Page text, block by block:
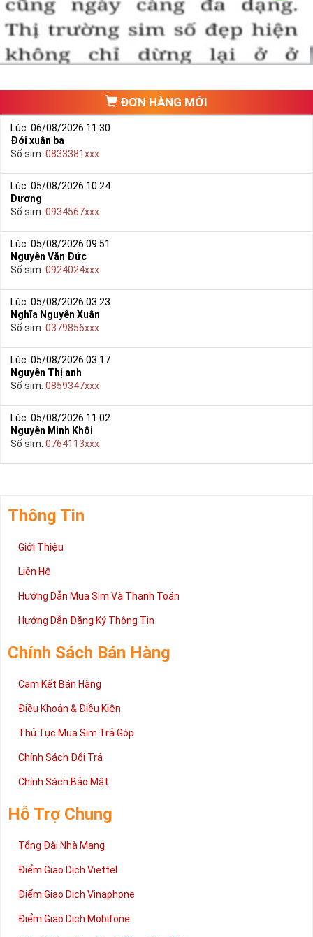
ĐƠN HÀNG MỚI
Lúc: 06/08/2026 11:30
Đới xuân ba
Số sim: 0833381xxx
Lúc: 05/08/2026 10:24
Dương
Số sim: 0934567xxx
Lúc: 05/08/2026 09:51
Nguyễn Văn Đức
Số sim: 0924024xxx
Lúc: 05/08/2026 03:23
Nghĩa Nguyễn Xuân
Số sim: 0379856xxx
Lúc: 05/08/2026 03:17
Nguyễn Thị anh
Số sim: 0859347xxx
Lúc: 05/08/2026 11:02
Nguyễn Minh Khôi
Số sim: 0764113xxx
Thông Tin
Giới Thiệu
Liên Hệ
Hướng Dẫn Mua Sim Và Thanh Toán
Hướng Dẫn Đăng Ký Thông Tin
Chính Sách Bán Hàng
Cam Kết Bán Hàng
Điều Khoản & Điều Kiện
Thủ Tục Mua Sim Trả Góp
Chính Sách Đổi Trả
Chính Sách Bảo Mật
Hỗ Trợ Chung
Tổng Đài Nhà Mạng
Điểm Giao Dịch Viettel
Điểm Giao Dịch Vinaphone
Điểm Giao Dịch Mobifone